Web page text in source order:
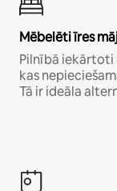
Mēbelēti īres
Pilnībā
kas
Tā ir ideāla